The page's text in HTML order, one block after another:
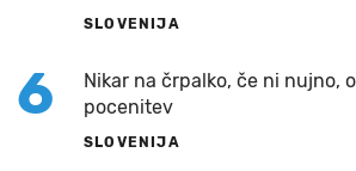
SLOVENIJA
6
Nikar na črpalko, če ni nujno,
pocenitev
SLOVENIJA